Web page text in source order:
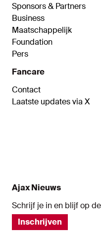
Sponsors & Partners
Business
Maatschappelijk
Foundation
Pers
Fancare
Contact
Laatste updates via X
Ajax Nieuws
Schrijf je in en blijf op
Inschrijven